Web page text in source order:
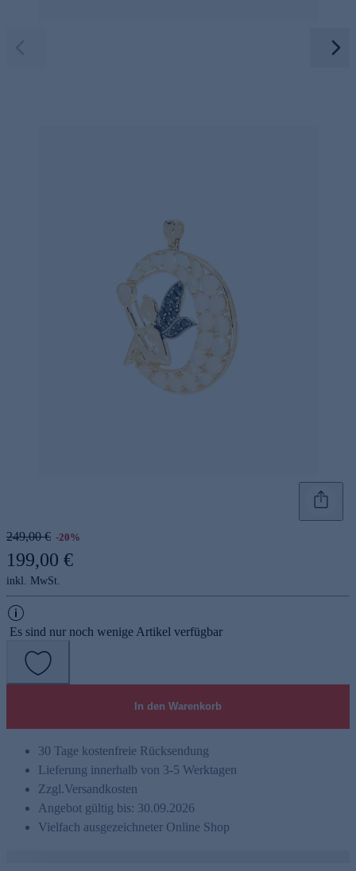
249,00 € -20%
199,00 €
inkl. MwSt.
Es sind nur noch wenige Artikel verfügbar
In den Warenkorb
30 Tage kostenfreie Rücksendung
Lieferung innerhalb von 3-5 Werktagen
Zzgl.Versandkosten
Angebot gültig bis: 30.09.2026
Vielfach ausgezeichneter Online Shop